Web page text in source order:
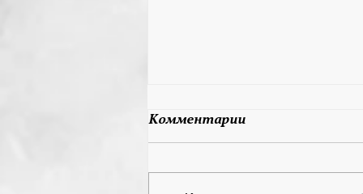
28 мая 2026 День
Рождения у Юрова
Комментарии